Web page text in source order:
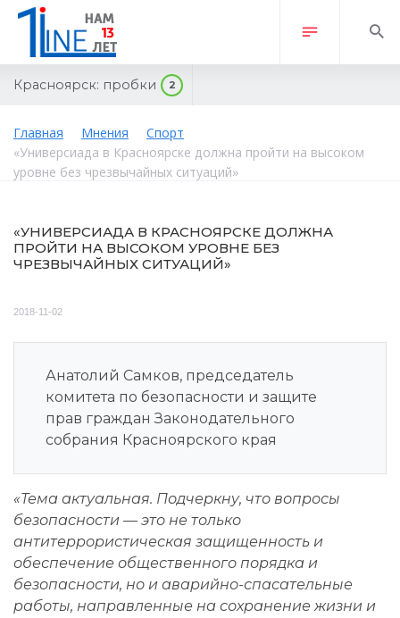
Красноярск: пробки 2
Главная Мнения
Спорт
«Универсиада в Красноярске должна пройти на высоком
уровне без чрезвычайных ситуаций»
«УНИВЕРСИАДА В КРАСНОЯРСКЕ ДОЛЖНА
ПРОЙТИ НА ВЫСОКОМ УРОВНЕ БЕЗ
ЧРЕЗВЫЧАЙНЫХ СИТУАЦИЙ»
2018-11-02
Анатолий Самков, председатель
комитета по безопасности и защите
прав граждан Законодательного
собрания Красноярского края
«Тема актуальная. Подчеркну, что вопросы
безопасности — это не только
антитеррористическая защищенность и
обеспечение общественного порядка и
безопасности, но и аварийно-спасательные
работы, направленные на сохранение жизни и